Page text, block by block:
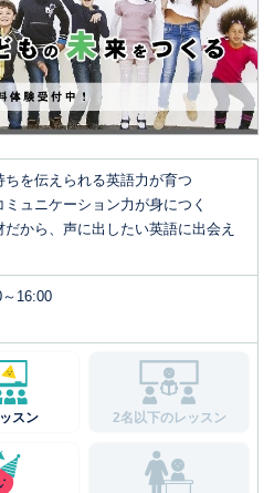
ちを伝えられる英語力が育つ
ミュニケーション力が身につく
だから、声に出したい英語に出会え
16:00
スン 2名以下のレッスン